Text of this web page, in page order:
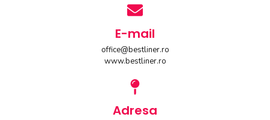
E-mail
office@bestliner.ro
www.bestliner.ro
Adresa